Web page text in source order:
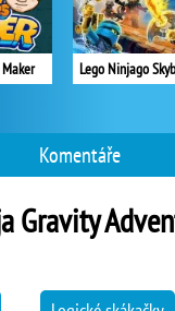
Lego Ninjago
Komentáře
Gravity